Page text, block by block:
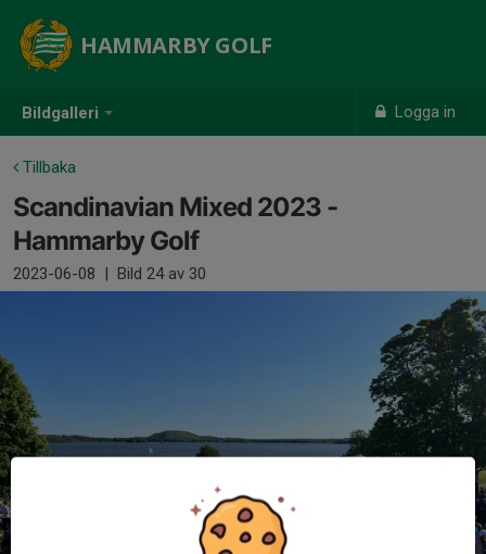
Bildgalleri Logga in
HAMMARBY GOLF
Tillbaka
Scandinavian Mixed 2023 -
Hammarby Golf
2023-06-08 | Bild 24av 30